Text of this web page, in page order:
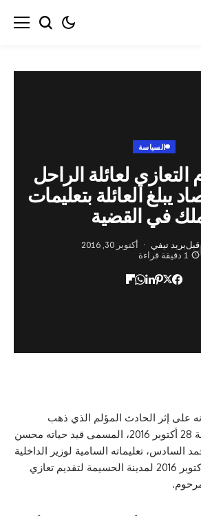
لعائلة الراحل
بتعليمات
القضية
أكتوبر 30, 2016
المؤلم الذي ذهب
ضحيته، ليلة يوم الجمعة 28 أكتوبر 2016، المسمى قيد حياته محسن
السامية لوزير الداخلية
يومه الأحد 30 أكتوبر 2016 لمدينة الحسيمة لتقديم تعازي